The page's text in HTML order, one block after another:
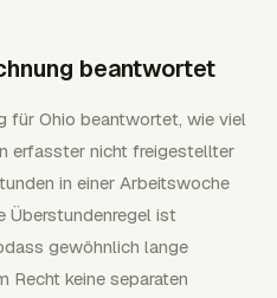
beantwortet
für Ohio beantwortet, wie viel
erfasster nicht freigestellter
in einer Arbeitswoche
Überstundenregel ist
gewöhnlich lange
Recht keine separaten